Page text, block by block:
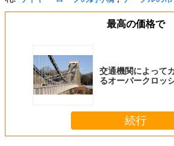
最高の価格で
交通機関によって
るオーバークロッ
続行